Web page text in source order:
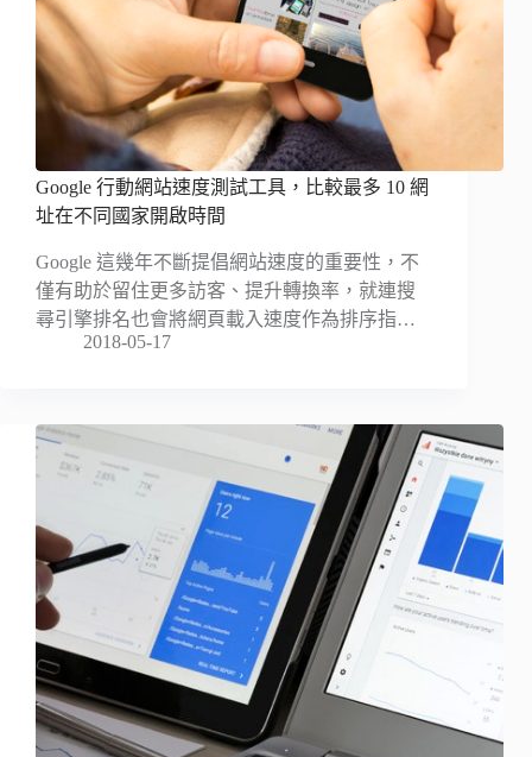
Google 行動網站速度測試工具，比較最多 10 網
址在不同國家開啟時間
Google 這幾年不斷提倡網站速度的重要性，不
僅有助於留住更多訪客、提升轉換率，就連搜
尋引擎排名也會將網頁載入速度作為排序指…
2018-05-17